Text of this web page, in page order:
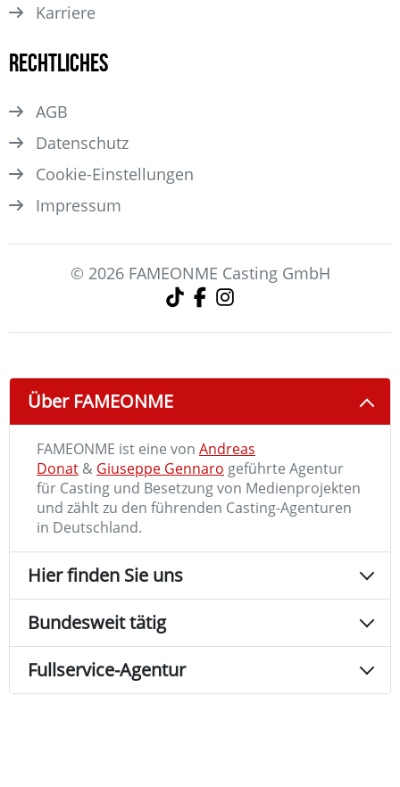
Karriere
Rechtliches
AGB
Datenschutz
Cookie-Einstellungen
Impressum
© 2026 FAMEONME Casting GmbH
Über FAMEONME
FAMEONME ist eine von Andreas
Donat & Giuseppe Gennaro geführte Agentur
für Casting und Besetzung von Medienprojekten
und zählt zu den führenden Casting-Agenturen
in Deutschland.
Hier finden Sie uns
Bundesweit tätig
Fullservice-Agentur